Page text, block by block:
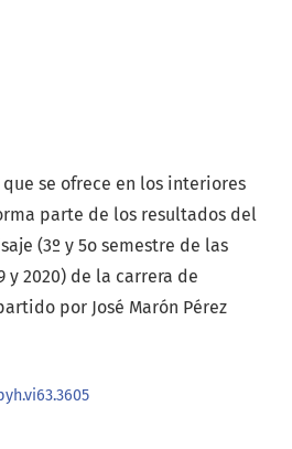
se ofrece en los interiores
parte de los resultados del
(3º y 5o semestre de las
y 2020) de la carrera de
por José Marón Pérez